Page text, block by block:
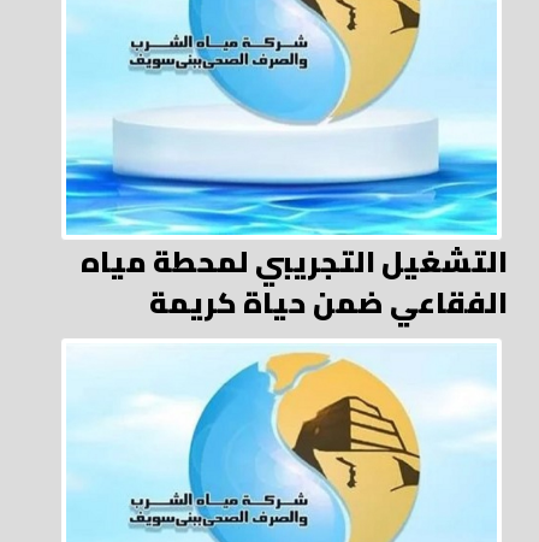
التشغيل التجريبي لمحطة مياه
الفقاعي ضمن حياة كريمة